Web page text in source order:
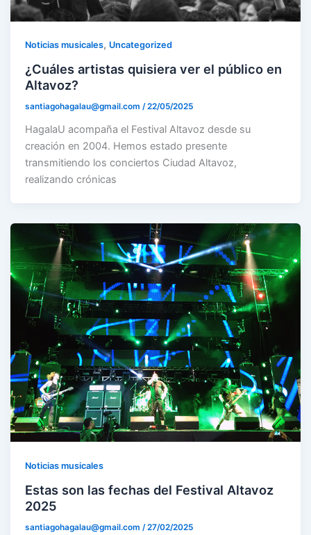
Noticias musicales, Uncategorized
¿Cuáles artistas quisiera ver el público en
Altavoz?
santiagohagalau@gmail.com/22/05/2025
HagalaU acompaña el Festival Altavoz desde su
creación en 2004. Hemos estado presente
transmitiendo los conciertos Ciudad Altavoz,
realizando crónicas
Noticias musicales
Estas son las fechas del Festival Altavoz
2025
santiagohagalau@gmail.com /27/02/2025